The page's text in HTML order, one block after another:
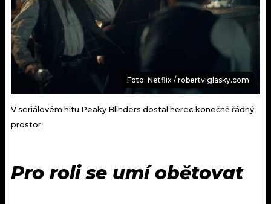
Foto: Netflix / robertviglasky.com
V seriálovém hitu Peaky Blinders dostal herec konečně řádný
prostor
Pro roli se umí obětovat